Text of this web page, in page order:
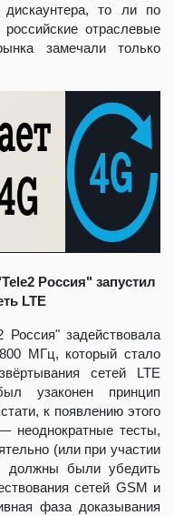
то ли по
отраслевые
замечали только
Россия" запустил
LTE
Россия" задействовала
МГц, который стало
сетей LTE
узаконен принцип
к появлению этого
неоднократные тесты,
(или при участии
должны были убедить
сетей GSM и
фаза доказывания